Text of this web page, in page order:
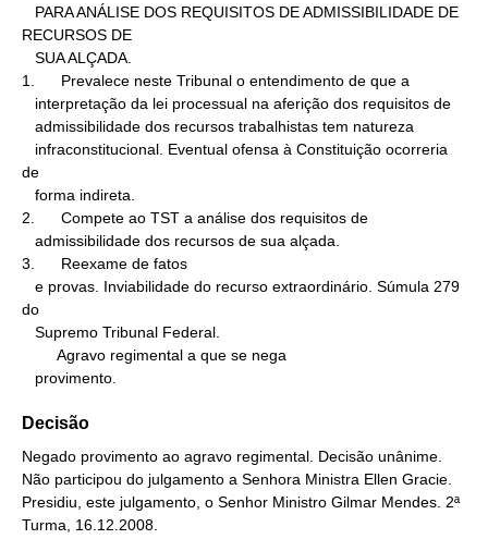
RECURSOS DE
1.      Prevalece neste Tribunal o entendimento de que a
de
2.      Compete ao TST a análise dos requisitos de
3.      Reexame de fatos
do
   provimento.
Decisão
Negado provimento ao agravo regimental. Decisão unânime.
Não participou do julgamento a Senhora Ministra Ellen Gracie.
Presidiu, este julgamento, o Senhor Ministro Gilmar Mendes. 2ª
Turma, 16.12.2008.